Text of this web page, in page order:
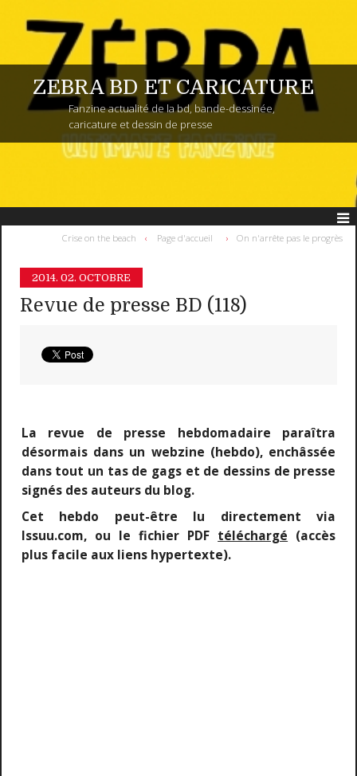
ZEBRA BD ET CARICATURE
Fanzine actualité de la bd, bande-dessinée,
caricature et dessin de presse
Crise on the beach Page d'accueil On n'arrête pas le progrès
2014. 02. OCTOBRE
Revue de presse BD (118)
La revue de presse hebdomadaire paraîtra
désormais dans un webzine (hebdo), enchâssée
dans tout un tas de gags et de dessins de presse
signés des auteurs du blog.
Cet hebdo peut-être lu directement via
Issuu.com, ou le fichier PDF téléchargé (accès
plus facile aux liens hypertexte).